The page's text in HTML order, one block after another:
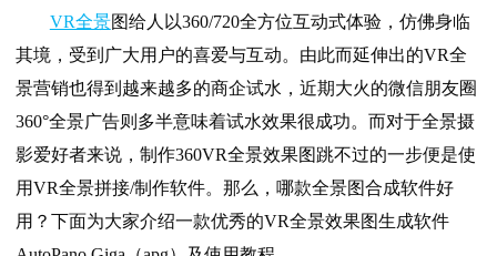
VR全景图给人以360/720全方位互动式体验，仿佛身临
其境，受到广大用户的喜爱与互动。由此而延伸出的VR全
景营销也得到越来越多的商企试水，近期大火的微信朋友圈
360°全景广告则多半意味着试水效果很成功。而对于全景摄
影爱好者来说，制作360VR全景效果图跳不过的一步便是使
用VR全景拼接/制作软件。那么，哪款全景图合成软件好
用？下面为大家介绍一款优秀的VR全景效果图生成软件